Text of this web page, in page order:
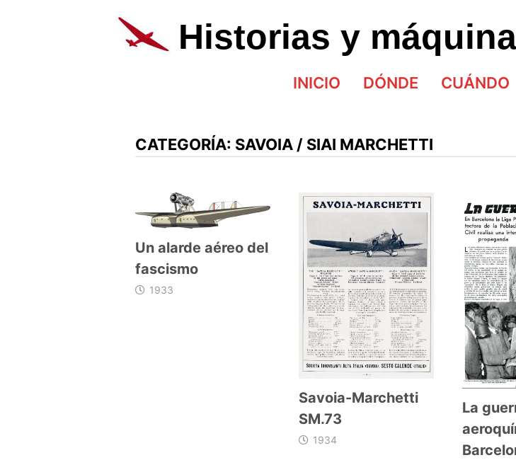
al
contenidoHistorias y
INICIO DÓNDE CUÁNDO
CATEGORÍA: SAVOIA / SIAI MARCHETTI
Un alarde aéreo del
fascismo
1933
Savoia-Marchetti
SM.73
1934
La